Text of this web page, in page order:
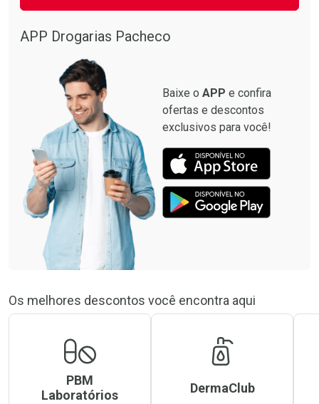
APP Drogarias Pacheco
Baixe o APP e confira
ofertas e descontos
exclusivos para você!
Os melhores descontos você encontra aqui
PBM
Laboratórios
DermaClub